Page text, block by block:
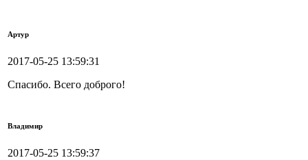
Артур
2017-05-25 13:59:31
Спасибо. Всего доброго!
Владимир
2017-05-25 13:59:37